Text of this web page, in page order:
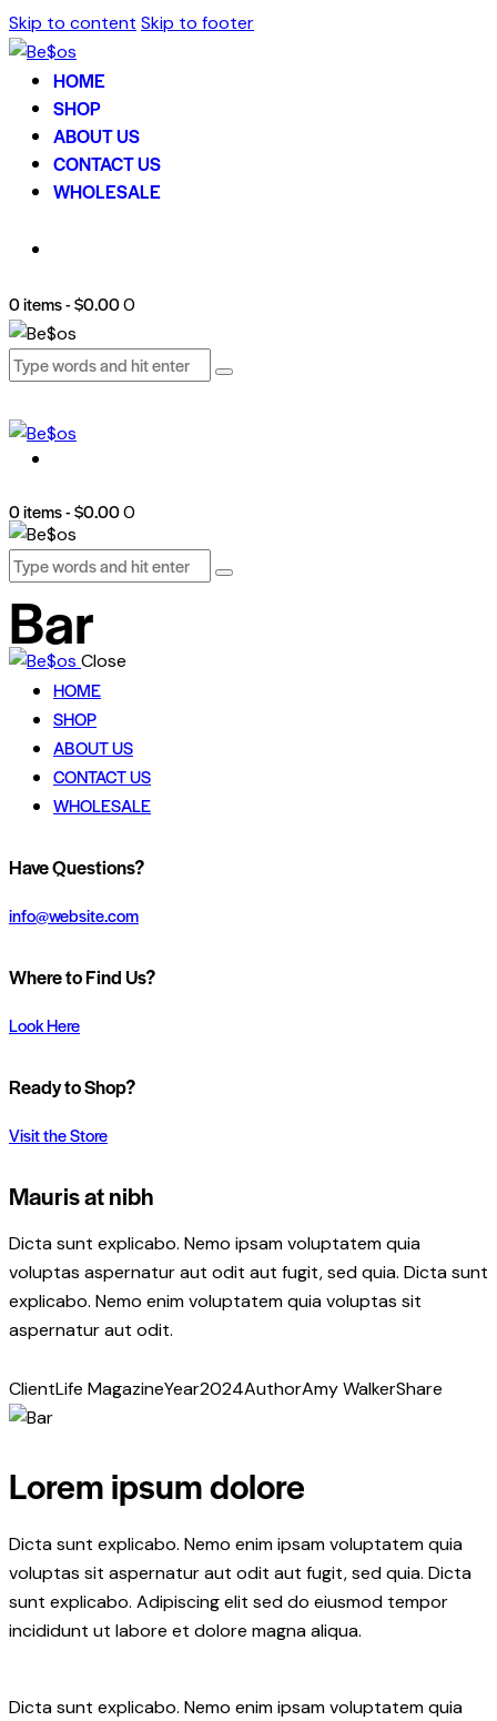
Skip to content Skip to footer
HOME
SHOP
ABOUT US
CONTACT US
WHOLESALE
0 items-$0.000
0 items-$0.000
Bar
Close
HOME
SHOP
ABOUT US
CONTACT US
WHOLESALE
facebook-
twitter-
dribble-
instagram
Have Questions?
info@website.com
Where to Find Us?
Look Here
Ready to Shop?
Visit the Store
Mauris at nibh
Dicta sunt explicabo. Nemo ipsam voluptatem quia
voluptas aspernatur aut odit aut fugit, sed quia. Dicta sunt
explicabo. Nemo enim voluptatem quia voluptas sit
aspernatur aut odit.
ClientLife MagazineYear2024AuthorAmy WalkerShare
Twitter
Facebook
Share-
Copy
to
clipboard
Lorem ipsum dolore
Dicta sunt explicabo. Nemo enim ipsam voluptatem quia
voluptas sit aspernatur aut odit aut fugit, sed quia. Dicta
sunt explicabo. Adipiscing elit sed do eiusmod tempor
incididunt ut labore et dolore magna aliqua.
Dicta sunt explicabo. Nemo enim ipsam voluptatem quia